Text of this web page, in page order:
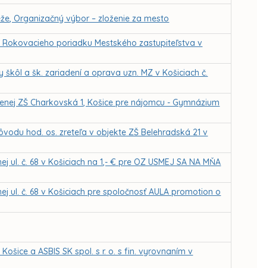
Organizačný výbor – zloženie za mesto
Rokovacieho poriadku Mestského zastupiteľstva v
a šk. zariadení a oprava uzn. MZ v Košiciach č.
ZŠ Charkovská 1, Košice pre nájomcu - Gymnázium
hod. os. zreteľa v objekte ZŠ Belehradská 21 v
č. 68 v Košiciach na 1,- € pre OZ USMEJ SA NA MŇA
ul. č. 68 v Košiciach pre spoločnosť AULA promotion o
a ASBIS SK spol. s r. o. s fin. vyrovnaním v